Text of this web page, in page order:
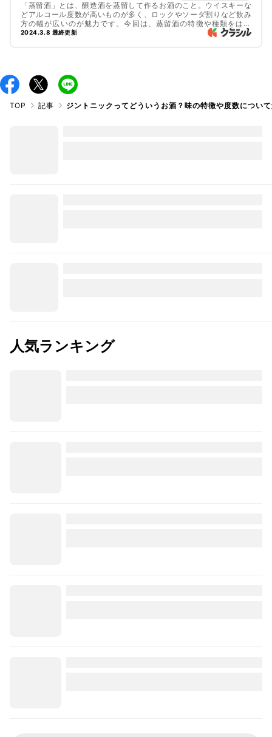
「蒸留酒」とは、醸造酒を蒸留して作るお酒のこと。ウイスキーな
どアルコール度数が高いものが多く、ロックやソーダ割りなど飲み
方の幅が広いのが魅力です。今回は、蒸留酒の特徴や種類をはじ
め、その味わいや醸造方法、醸造酒との違いなどをご紹介します。
2024.3.8 最終更新
TOP 記事 ジントニックってどういうお酒？味の特徴や度数につい
人気ランキング